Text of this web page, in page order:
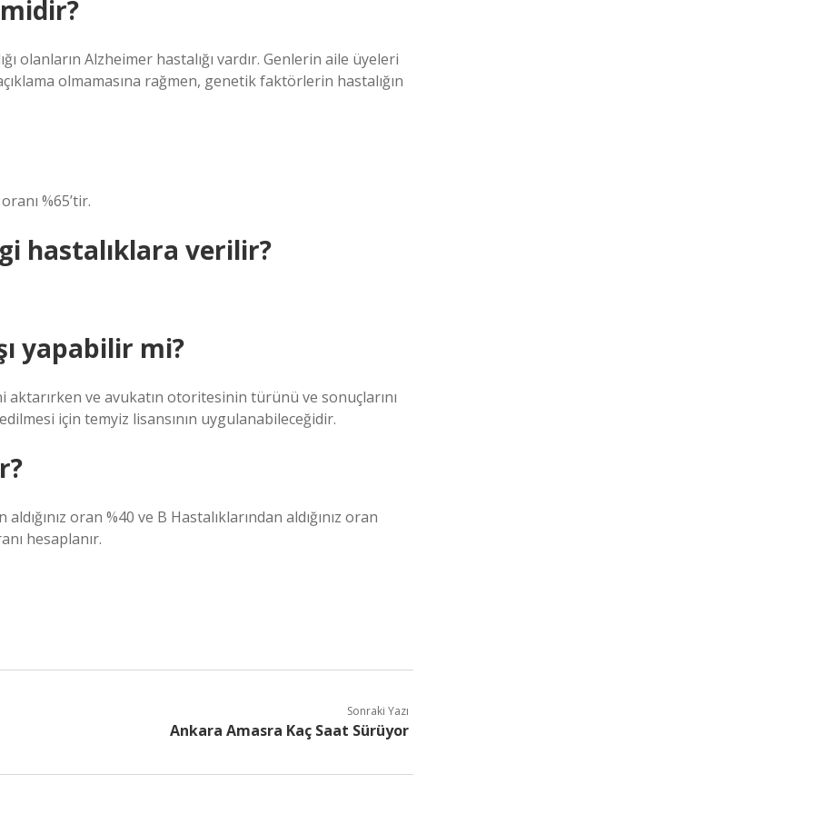
olanların Alzheimer hastalığı vardır. Genlerin aile üyeleri
olmamasına rağmen, genetik faktörlerin hastalığın
%65’tir.
hastalıklara verilir?
yapabilir mi?
ve avukatın otoritesinin türünü ve sonuçlarını
için temyiz lisansının uygulanabileceğidir.
oran %40 ve B Hastalıklarından aldığınız oran
hesaplanır.
Sonraki Yazı
Ankara Amasra Kaç Saat Sürüyor